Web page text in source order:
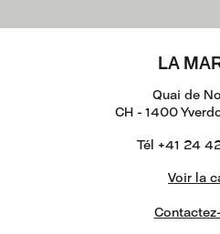
LA
Quai de
CH - 1400
Tél +41 24
Voir la